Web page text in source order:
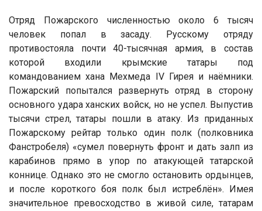
Отряд Пожарского численностью около 6 тысяч
человек попал в засаду. Русскому отряду
противостояла почти 40-тысячная армия, в состав
которой входили крымские татары под
командованием хана Мехмеда IV Гирея и наёмники.
Пожарский попытался развернуть отряд в сторону
основного удара ханских войск, но не успел. Выпустив
тысячи стрел, татары пошли в атаку. Из приданных
Пожарскому рейтар только один полк (полковника
Фанстробеля) «сумел повернуть фронт и дать залп из
карабинов прямо в упор по атакующей татарской
коннице. Однако это не смогло остановить ордынцев,
и после короткого боя полк был истреблён». Имея
значительное превосходство в живой силе, татарам